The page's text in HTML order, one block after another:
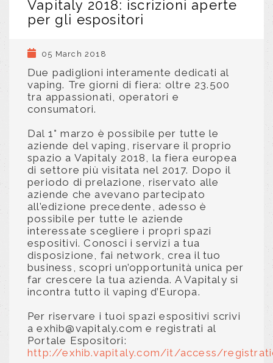
Vapitaly 2018: iscrizioni aperte
per gli espositori
05 March 2018
Due padiglioni interamente dedicati al
vaping. Tre giorni di fiera: oltre 23.500
tra appassionati, operatori e
consumatori.
Dal 1° marzo è possibile per tutte le
aziende del vaping, riservare il proprio
spazio a Vapitaly 2018, la fiera europea
di settore più visitata nel 2017. Dopo il
periodo di prelazione, riservato alle
aziende che avevano partecipato
all’edizione precedente, adesso è
possibile per tutte le aziende
interessate scegliere i propri spazi
espositivi. Conosci i servizi a tua
disposizione, fai network, crea il tuo
business, scopri un’opportunità unica per
far crescere la tua azienda. A Vapitaly si
incontra tutto il vaping d’Europa.
Per riservare i tuoi spazi espositivi scrivi
a exhib@vapitaly.com e registrati al
Portale Espositori:
http://exhib.vapitaly.com/it/access/